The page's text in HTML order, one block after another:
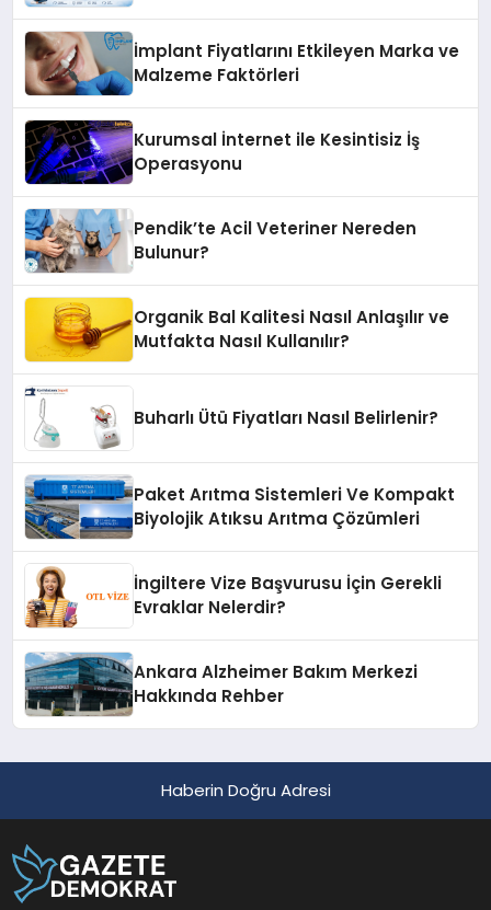
İmplant Fiyatlarını Etkileyen Marka ve
Malzeme Faktörleri
Kurumsal İnternet ile Kesintisiz İş
Operasyonu
Pendik’te Acil Veteriner Nereden
Bulunur?
Organik Bal Kalitesi Nasıl Anlaşılır ve
Mutfakta Nasıl Kullanılır?
Buharlı Ütü Fiyatları Nasıl Belirlenir?
Paket Arıtma Sistemleri Ve Kompakt
Biyolojik Atıksu Arıtma Çözümleri
İngiltere Vize Başvurusu İçin Gerekli
Evraklar Nelerdir?
Ankara Alzheimer Bakım Merkezi
Hakkında Rehber
Haberin Doğru Adresi